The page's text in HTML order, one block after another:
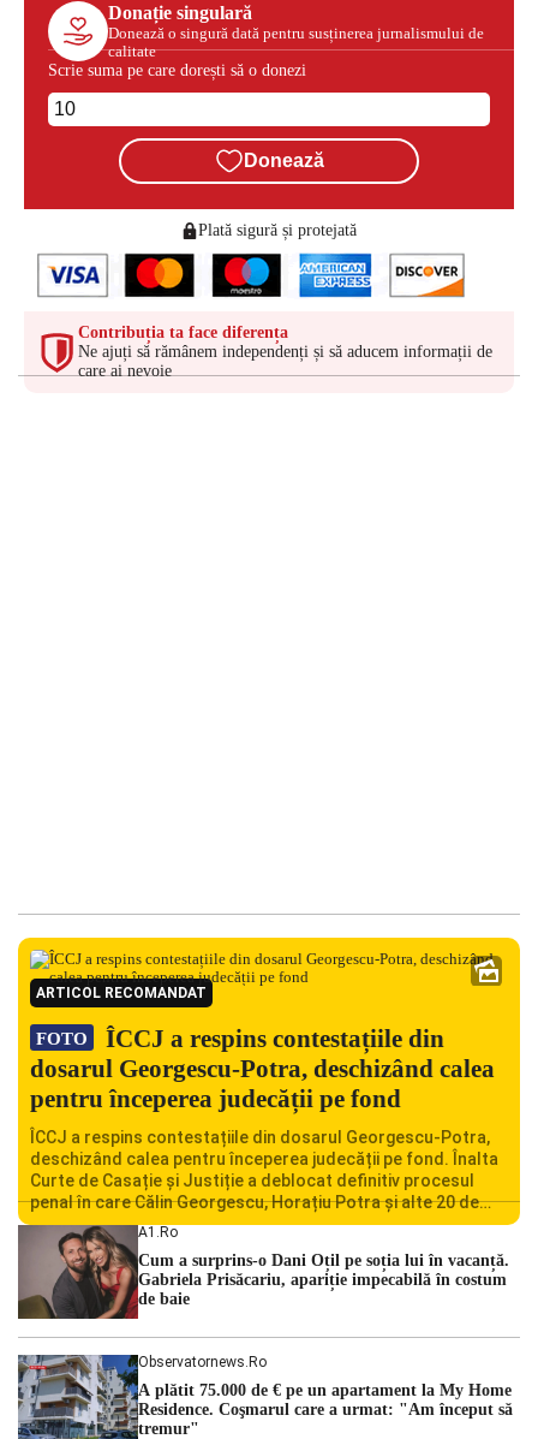
Donație singulară
Donează o singură dată pentru susținerea jurnalismului de
calitate
Scrie suma pe care dorești să o donezi
Donează
Plată sigură și protejată
Contribuția ta face diferența
Ne ajuți să rămânem independenți și să aducem informații de
care ai nevoie
ARTICOL RECOMANDAT
FOTO
ÎCCJ a respins contestațiile din
dosarul Georgescu-Potra, deschizând calea
pentru începerea judecății pe fond
ÎCCJ a respins contestațiile din dosarul Georgescu-Potra,
deschizând calea pentru începerea judecății pe fond. Înalta
Curte de Casație și Justiție a deblocat definitiv procesul
penal în care Călin Georgescu, Horațiu Potra și alte 20 de
persoane sunt acuzați de acțiuni îndreptate împotriva
ordinii constituționale. În ședința din camera preliminară,
judecătorii de la instanța supremă au […]
A1.ro
Cum a surprins-o Dani Oțil pe soția lui în vacanță.
Gabriela Prisăcariu, apariție impecabilă în costum
de baie
Observatornews.ro
A plătit 75.000 de € pe un apartament la My Home
Residence. Coşmarul care a urmat: "Am început să
tremur"